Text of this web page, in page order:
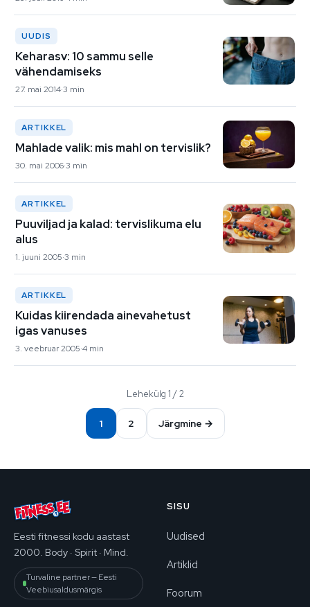
UUDIS
Keharasv: 10 sammu selle
vähendamiseks
27. mai 20143 min
ARTIKKEL
Mahlade valik: mis mahl on tervislik?
30. mai 20063 min
ARTIKKEL
Puuviljad ja kalad: tervislikuma elu
alus
1. juuni 2005 3 min
ARTIKKEL
Kuidas kiirendada ainevahetust
igas vanuses
3. veebruar 2005 4 min
Lehekülg 1 / 2
1 2 Järgmine →
Eesti fitnessi kodu aastast
2000. Body · Spirit · Mind.
Turvaline partner — Eesti
Veebiusaldusmärgis
SISU
Uudised
Artiklid
Foorum